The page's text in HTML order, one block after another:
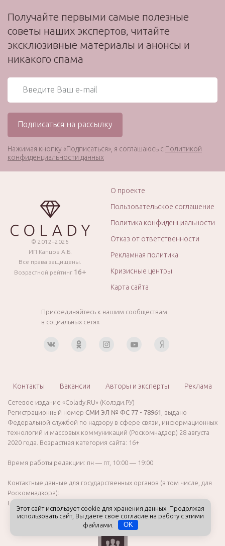
Получайте первыми самые полезные
советы наших экспертов, читайте
эксклюзивные материалы и анонсы и
никакого спама
Нажимая кнопку «Подписаться», я соглашаюсь с Политикой
конфиденциальности данных
© 2012–2026
ИП Капцов А.Б.
Все права защищены.
Возрастной рейтинг 16+
О проекте
Пользовательское соглашение
Политика конфиденциальности
Отказ от ответственности
Рекламная политика
Кризисные центры
Карта сайта
Присоединяйтесь к нашим сообществам
в социальных сетях
Контакты Вакансии Авторы и эксперты Реклама
Сетевое издание «Colady.RU» (Колэди.РУ)
Регистрационный номер СМИ ЭЛ № ФС 77 - 78961
, выдано
Федеральной службой по надзору в сфере связи, информационных
технологий и массовых коммуникаций (Роскомнадзор) 28 августа
2020 года. Возрастная категория сайта: 16+
Время работы редакции: пн — пт, 10:00 — 19:00
Контактные данные для государственных органов (в том числе, для
Роскомнадзора):
E-mail:
Этот сайт использует cookie для хранения данных. Продолжая
использовать сайт, Вы даете свое согласие на работу с этими
файлами.
OK